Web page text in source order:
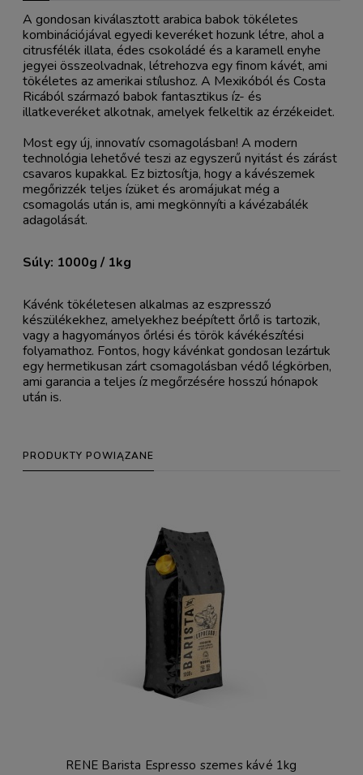
A gondosan kiválasztott arabica babok tökéletes
kombinációjával egyedi keveréket hozunk létre, ahol a
citrusfélék illata, édes csokoládé és a karamell enyhe
jegyei összeolvadnak, létrehozva egy finom kávét, ami
tökéletes az amerikai stílushoz. A Mexikóból és Costa
Ricából származó babok fantasztikus íz- és
illatkeveréket alkotnak, amelyek felkeltik az érzékeidet.
Most egy új, innovatív csomagolásban! A modern
technológia lehetővé teszi az egyszerű nyitást és zárást
csavaros kupakkal. Ez biztosítja, hogy a kávészemek
megőrizzék teljes ízüket és aromájukat még a
csomagolás után is, ami megkönnyíti a kávézabálék
adagolását.
Súly: 1000g / 1kg
Kávénk tökéletesen alkalmas az eszpresszó
készülékekhez, amelyekhez beépített őrlő is tartozik,
vagy a hagyományos őrlési és török kávékészítési
folyamathoz. Fontos, hogy kávénkat gondosan lezártuk
egy hermetikusan zárt csomagolásban védő légkörben,
ami garancia a teljes íz megőrzésére hosszú hónapok
után is.
PRODUKTY POWIĄZANE
RENE Barista Espresso szemes kávé 1kg